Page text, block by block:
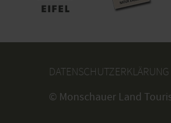
DATENSCHUTZERKLÄRUNG
© Monschauer Land